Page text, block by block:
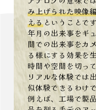
み上げられた映像
えるということで
年月の出来事をギ
間での出来事をカ
る様にする効果を
時間や空間を切っ
リアルな体験では
似体験できるわけで
例えば、工場で製